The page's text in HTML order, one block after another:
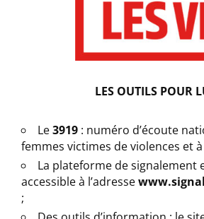
LES OUTILS POUR
Le3919 : numéro d’écoute
femmes victimes de violences et
La plateforme de signalement
accessible à l’adresse
;